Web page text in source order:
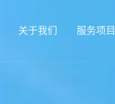
关于我们 服务项目